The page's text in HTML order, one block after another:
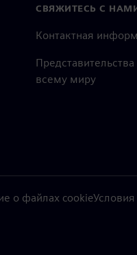
СВЯЖИТЕСЬ С
Контактная
всему миру
о файлах cookie